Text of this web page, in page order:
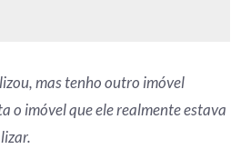
mas tenho outro imóvel
o imóvel que ele realmente estava